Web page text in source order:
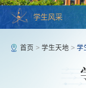
学生风采
首页 >学生天地 >学